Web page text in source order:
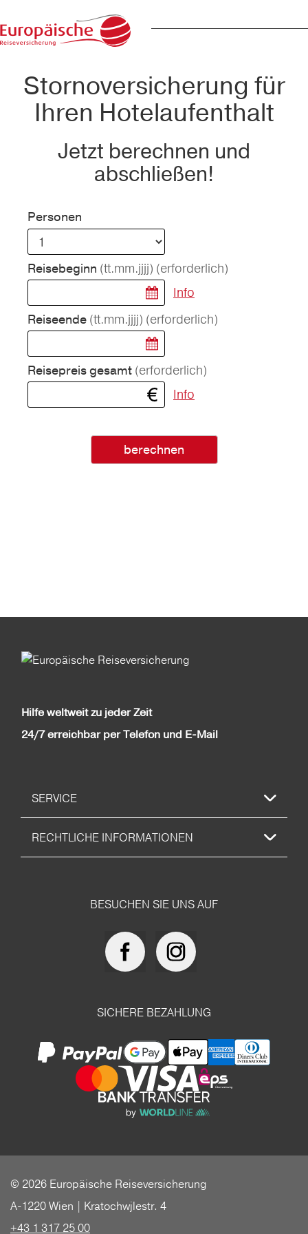
Stornoversicherung für
Ihren Hotelaufenthalt
Jetzt berechnen und
abschließen!
Personen
Reisebeginn (tt.mm.jjjj) (erforderlich)
Info
Reiseende (tt.mm.jjjj) (erforderlich)
Reisepreis gesamt (erforderlich)
Info
berechnen
Hilfe weltweit zu jeder Zeit
24/7 erreichbar per Telefon und E-Mail
SERVICE
RECHTLICHE INFORMATIONEN
BESUCHEN SIE UNS AUF
SICHERE BEZAHLUNG
© 2026 Europäische Reiseversicherung
A-1220 Wien | Kratochwjlestr. 4
+43 1 317 25 00